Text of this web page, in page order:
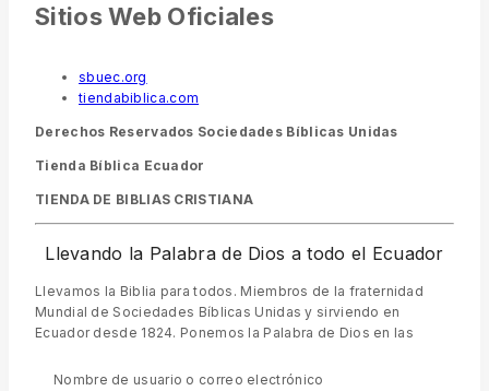
Sitios Web Oficiales
sbuec.org
tiendabiblica.com
Derechos Reservados Sociedades Bíblicas Unidas
Tienda Bíblica Ecuador
TIENDA DE BIBLIAS CRISTIANA
Llevando la Palabra de Dios a todo el Ecuador
Llevamos la Biblia para todos. Miembros de la fraternidad
Mundial de Sociedades Bíblicas Unidas y sirviendo en
Ecuador desde 1824. Ponemos la Palabra de Dios en las
país, en el lenguaje que puedan entender. Proveemos
Nombre de usuario o correo electrónico